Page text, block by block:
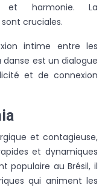
harmonie. La
cruciales.
intime entre les
est un dialogue
et de connexion
et contagieuse,
et dynamiques
populaire au Brésil, il
qui animent les